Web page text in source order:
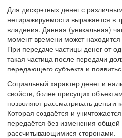
Для дискретных денег с
нетиражируемости выражается в
владения. Данная (уникальная)
момент времени может находится
При передаче частицы денег от
такая частица после передачи
передающего субъекта и
Социальный характер денег и
свойств, более присущих
позволяют рассматривать
Которая создаётся и
передаётся без изменения
рассчитывающимися сторонами.